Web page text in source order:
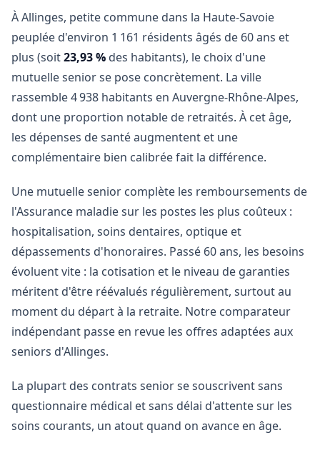
À Allinges, petite commune dans la Haute-Savoie
peuplée d'environ 1 161 résidents âgés de 60 ans et
plus (soit23,93 % des habitants), le choix d'une
mutuelle senior se pose concrètement. La ville
rassemble 4 938 habitants en Auvergne-Rhône-Alpes,
dont une proportion notable de retraités. À cet âge,
les dépenses de santé augmentent et une
complémentaire bien calibrée fait la différence.
Une mutuelle senior complète les remboursements de
l'Assurance maladie sur les postes les plus coûteux :
hospitalisation, soins dentaires, optique et
dépassements d'honoraires. Passé 60 ans, les besoins
évoluent vite : la cotisation et le niveau de garanties
méritent d'être réévalués régulièrement, surtout au
moment du départ à la retraite. Notre comparateur
indépendant passe en revue les offres adaptées aux
seniors d'Allinges.
La plupart des contrats senior se souscrivent sans
questionnaire médical et sans délai d'attente sur les
soins courants, un atout quand on avance en âge.